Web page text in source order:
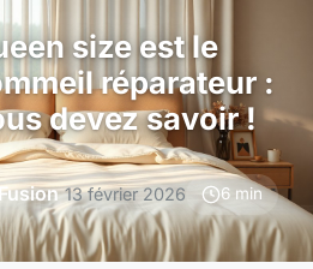
size est le
réparateur :
devez savoir !
13 février 2026 6 min